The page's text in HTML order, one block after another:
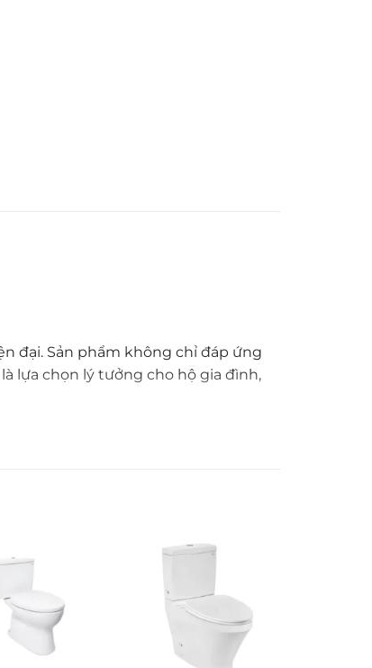
đại. Sản phẩm không chỉ đáp ứng
lựa chọn lý tưởng cho hộ gia đình,
khi xả đầy bồn và mang lại sự